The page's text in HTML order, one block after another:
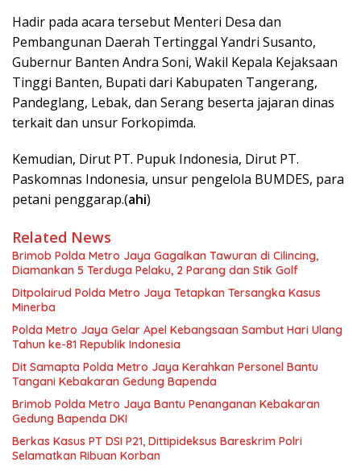
Hadir pada acara tersebut Menteri Desa dan
Pembangunan Daerah Tertinggal Yandri Susanto,
Gubernur Banten Andra Soni, Wakil Kepala Kejaksaan
Tinggi Banten, Bupati dari Kabupaten Tangerang,
Pandeglang, Lebak, dan Serang beserta jajaran dinas
terkait dan unsur Forkopimda.
Kemudian, Dirut PT. Pupuk Indonesia, Dirut PT.
Paskomnas Indonesia, unsur pengelola BUMDES, para
petani penggarap.(ahi)
Related News
Brimob Polda Metro Jaya Gagalkan Tawuran di Cilincing,
Diamankan 5 Terduga Pelaku, 2 Parang dan Stik Golf
Ditpolairud Polda Metro Jaya Tetapkan Tersangka Kasus
Minerba
Polda Metro Jaya Gelar Apel Kebangsaan Sambut Hari Ulang
Tahun ke-81 Republik Indonesia
Dit Samapta Polda Metro Jaya Kerahkan Personel Bantu
Tangani Kebakaran Gedung Bapenda
Brimob Polda Metro Jaya Bantu Penanganan Kebakaran
Gedung Bapenda DKI
Berkas Kasus PT DSI P21, Dittipideksus Bareskrim Polri
Selamatkan Ribuan Korban